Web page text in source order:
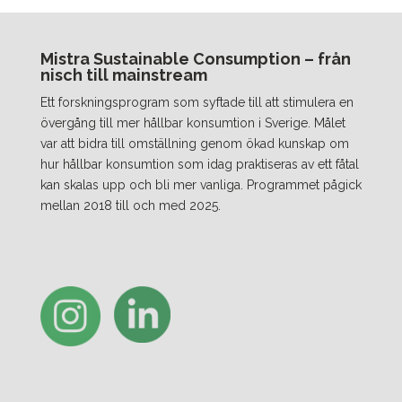
Mistra Sustainable Consumption – från
nisch till mainstream
Ett forskningsprogram som syftade till att stimulera en
övergång till mer hållbar konsumtion i Sverige. Målet
var att bidra till omställning genom ökad kunskap om
hur hållbar konsumtion som idag praktiseras av ett fåtal
kan skalas upp och bli mer vanliga. Programmet pågick
mellan 2018 till och med 2025.